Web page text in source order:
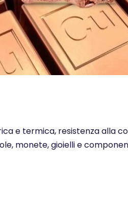
e termica, resistenza alla
monete, gioielli e